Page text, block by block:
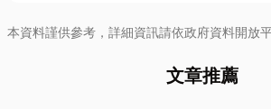
本資料謹供參考，詳細資訊請依政府資料開放平
文章推薦